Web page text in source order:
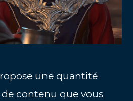
une quantité
contenu que vous